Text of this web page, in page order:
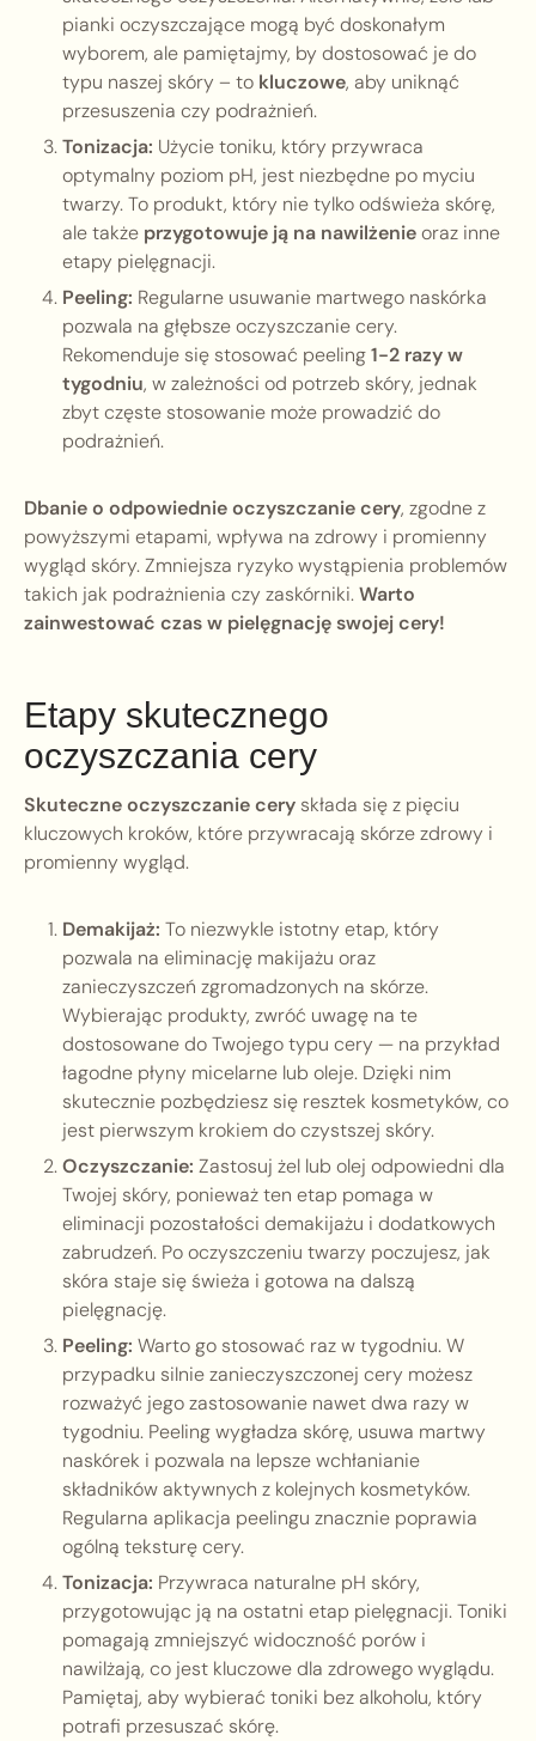
pianki oczyszczające mogą być doskonałym
wyborem, ale pamiętajmy, by dostosować je do
typu naszej skóry – to kluczowe, aby uniknąć
przesuszenia czy podrażnień.
Tonizacja: Użycie toniku, który przywraca
optymalny poziom pH, jest niezbędne po myciu
twarzy. To produkt, który nie tylko odświeża skórę,
ale także przygotowuje ją na nawilżenieoraz inne
etapy pielęgnacji.
Peeling: Regularne usuwanie martwego naskórka
pozwala na głębsze oczyszczanie cery.
Rekomenduje się stosować peeling1-2 razy w
tygodniu, w zależności od potrzeb skóry, jednak
zbyt częste stosowanie może prowadzić do
podrażnień.
Dbanie o odpowiednie oczyszczanie cery, zgodne z
powyższymi etapami, wpływa na zdrowy i promienny
wygląd skóry. Zmniejsza ryzyko wystąpienia problemów
takich jak podrażnienia czy zaskórniki.Warto
zainwestować czas w pielęgnację swojej cery!
Etapy skutecznego
oczyszczania cery
Skuteczne oczyszczanie cery składa się z pięciu
kluczowych kroków, które przywracają skórze zdrowy i
promienny wygląd.
Demakijaż: To niezwykle istotny etap, który
pozwala na eliminację makijażu oraz
zanieczyszczeń zgromadzonych na skórze.
Wybierając produkty, zwróć uwagę na te
dostosowane do Twojego typu cery — na przykład
łagodne płyny micelarne lub oleje. Dzięki nim
skutecznie pozbędziesz się resztek kosmetyków, co
jest pierwszym krokiem do czystszej skóry.
Oczyszczanie: Zastosuj żel lub olej odpowiedni dla
Twojej skóry, ponieważ ten etap pomaga w
eliminacji pozostałości demakijażu i dodatkowych
zabrudzeń. Po oczyszczeniu twarzy poczujesz, jak
skóra staje się świeża i gotowa na dalszą
pielęgnację.
Peeling: Warto go stosować raz w tygodniu. W
przypadku silnie zanieczyszczonej cery możesz
rozważyć jego zastosowanie nawet dwa razy w
tygodniu. Peeling wygładza skórę, usuwa martwy
naskórek i pozwala na lepsze wchłanianie
składników aktywnych z kolejnych kosmetyków.
Regularna aplikacja peelingu znacznie poprawia
ogólną teksturę cery.
Tonizacja: Przywraca naturalne pH skóry,
przygotowując ją na ostatni etap pielęgnacji. Toniki
pomagają zmniejszyć widoczność porów i
nawilżają, co jest kluczowe dla zdrowego wyglądu.
Pamiętaj, aby wybierać toniki bez alkoholu, który
potrafi przesuszać skórę.